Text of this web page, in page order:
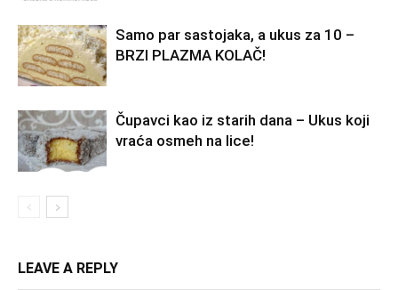
Samo par sastojaka, a ukus za 10 –
BRZI PLAZMA KOLAČ!
Čupavci kao iz starih dana – Ukus koji
vraća osmeh na lice!
LEAVE A REPLY